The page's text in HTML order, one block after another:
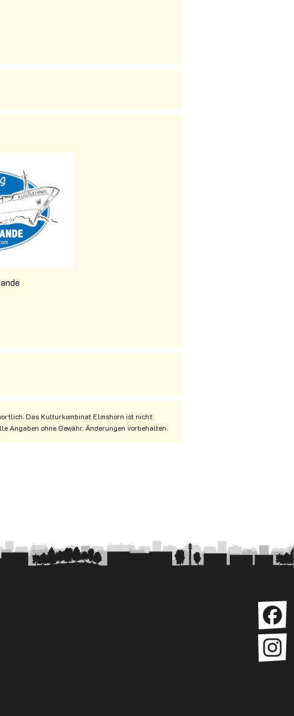
Das Kulturkombinat Elmshorn ist nicht
Angaben ohne Gewähr. Änderungen vorbehalten.